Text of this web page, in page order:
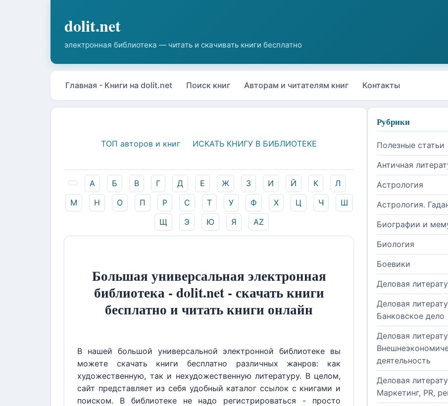
Главная - Книги на dolit.net Поиск книг Авторам и читателям книг Контакты
ТОП авторов и книг ИСКАТЬ КНИГУ В БИБЛИОТЕКЕ
А Б В Г Д Е Ж З И Й К
Л
М
Н О П Р С Т У Ф Х Ц Ч
Ш
Щ
Э Ю Я AZ
Большая универсальная электронная
библиотека - dolit.net - скачать книги
бесплатно и читать книги онлайн
В нашей большой универсальной электронной библиотеке вы
можете скачать книги бесплатно различных жанров: как
художественную, так и нехудожественную литературу. В целом,
сайт представляет из себя удобный каталог ссылок с книгами и
поиском. В библиотеке не надо регистрироваться - просто
Рубрики
Полезные статьи
Античная
Астрология
Астрология.
Биографии и
Биология
Боевики
Деловая
Деловая
Банковское дело
Деловая
деятельность
Деловая
Маркетинг, PR,